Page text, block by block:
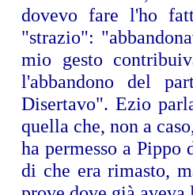
dovevo fare l'ho
"strazio":
mio gesto
l'abbandono del
Disertavo". Ezio
quella che, non a
ha permesso a
di che era rimasto,